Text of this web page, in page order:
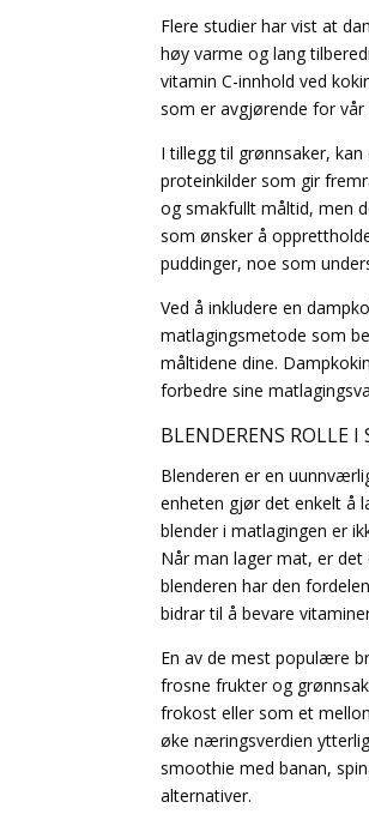
Flere studier har vist at
høy varme og lang
vitamin C-innhold ved
som er avgjørende for
I tillegg til grønnsaker,
proteinkilder som gir
og smakfullt måltid, men
som ønsker å
puddinger, noe som
Ved å inkludere en
matlagingsmetode som
måltidene dine.
forbedre sine
BLENDERENS ROLLE
Blenderen er en
enheten gjør det enkelt å
blender i matlagingen er
Når man lager mat, er
blenderen har den
bidrar til å bevare
En av de mest populære
frosne frukter og
frokost eller som et
øke næringsverdien
smoothie med banan,
alternativer.